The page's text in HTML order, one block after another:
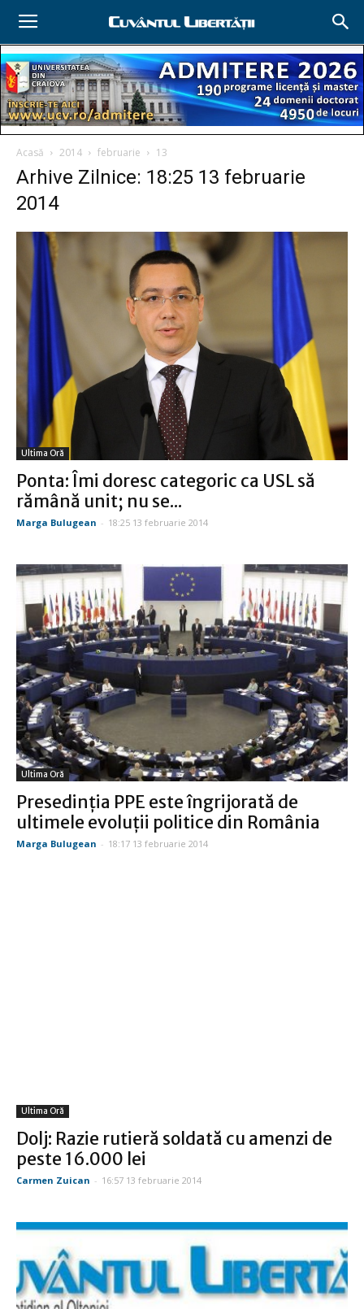
Acasă 2014 februarie 13
Arhive Zilnice: 18:25 13 februarie
2014
Ultima Oră
Ponta: Îmi doresc categoric ca USL să
rămână unit; nu se...
Marga Bulugean - 18:25 13 februarie 2014
Ultima Oră
Presedinţia PPE este îngrijorată de
ultimele evoluţii politice din România
Marga Bulugean - 18:17 13 februarie 2014
Ultima Oră
Dolj: Razie rutieră soldată cu amenzi de
peste 16.000 lei
Carmen Zuican - 16:57 13 februarie 2014